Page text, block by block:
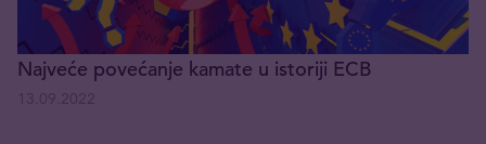
Najveće povećanje kamate u istoriji ECB